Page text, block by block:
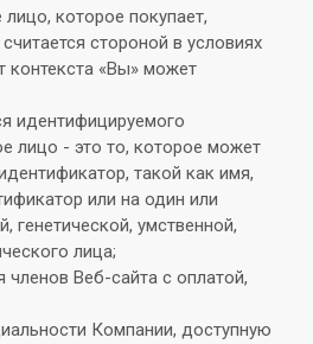
которое покупает,
стороной в условиях
контекста «Вы» может
идентифицируемого
лицо - это то, которое может
такой как имя,
или на один или
умственной,
лица;
членов Веб-сайта с оплатой,
Компании, доступную